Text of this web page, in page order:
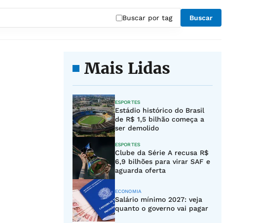
Buscar por tag Buscar
Mais Lidas
ESPORTES
Estádio histórico do Brasil
de R$ 1,5 bilhão começa a
ser demolido
ESPORTES
Clube da Série A recusa R$
6,9 bilhões para virar SAF e
aguarda oferta
ECONOMIA
Salário mínimo 2027: veja
quanto o governo vai pagar